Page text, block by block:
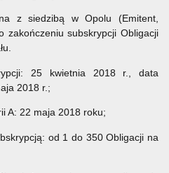
z siedzibą w Opolu (Emitent,
zakończeniu subskrypcji Obligacji
25 kwietnia 2018 r., data
2018 r.;
A: 22 maja 2018 roku;
od 1 do 350 Obligacji na